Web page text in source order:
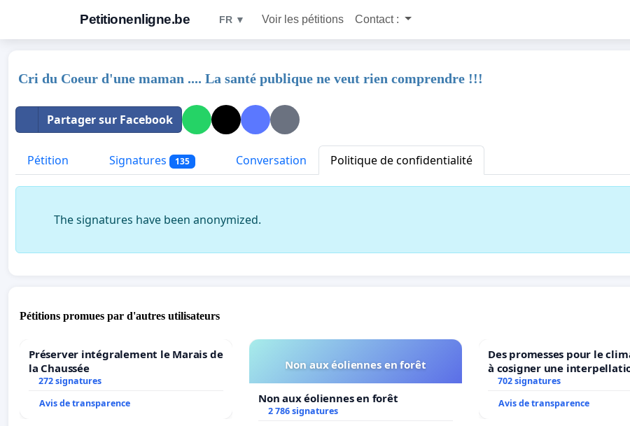
Petitionenligne.be FR ▼ Voir les pétitions Contact :
Cri du Coeur d'une maman .... La santé publique ne veut rien comprendre !!!
Partager sur Facebook
Pétition Signatures 135 Conversation Politique de confidentialité
The signatures have been anonymized.
Pétitions promues par d'autres utilisateurs
Préserver intégralement le Marais de
la Chaussée
272 signatures
Avis de transparence
Non aux éoliennes en forêt
Non aux éoliennes en forêt
2 786 signatures
Des promesses pour le
à cosigner une
ministres wallons du climat
702 signatures
Avis de transparence